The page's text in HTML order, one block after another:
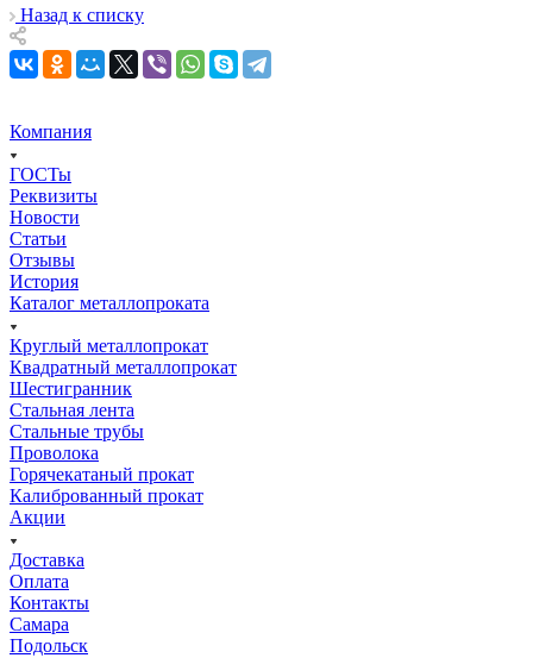
Назад к списку
Компания
ГОСТы
Реквизиты
Новости
Статьи
Отзывы
История
Каталог металлопроката
Круглый металлопрокат
Квадратный металлопрокат
Шестигранник
Стальная лента
Стальные трубы
Проволока
Горячекатаный прокат
Калиброванный прокат
Акции
Доставка
Оплата
Контакты
Самара
Подольск